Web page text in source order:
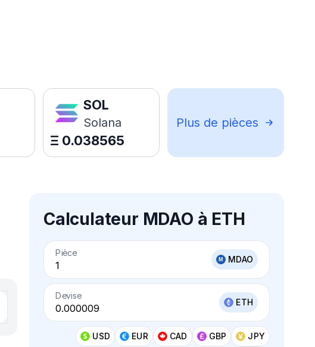
SOL
Solana
Ξ 0.038565
Plus de pièces
Calculateur MDAO à ETH
Pièce
MDAO
Devise
ETH
USD EUR CAD GBP
JPY